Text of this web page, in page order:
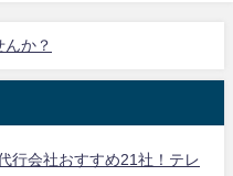
か？
行会社おすすめ21社！テレ